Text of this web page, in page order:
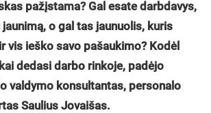
pažįstama? Gal esate darbdavys,
o gal tas jaunuolis, kuris
vis ieško savo pašaukimo? Kodėl
dedasi darbo rinkoje, padėjo
valdymo konsultantas, personalo
Saulius Jovaišas.